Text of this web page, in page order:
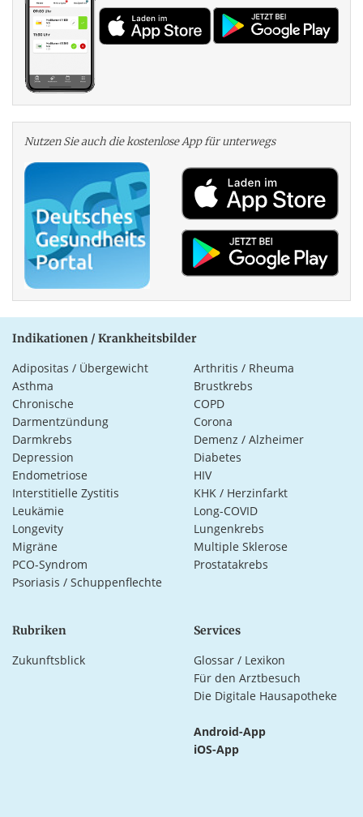
Nutzen Sie auch die kosten­lose App für unterwegs
Indikationen / Krankheitsbilder
Adipositas / Übergewicht
Arthritis / Rheuma
Asthma
Brustkrebs
Chronische
Darmentzündung
COPD
Corona
Darmkrebs
Demenz / Alzheimer
Depression
Diabetes
Endometriose
HIV
Interstitielle Zystitis
KHK / Herzinfarkt
Leukämie
Long-COVID
Longevity
Lungenkrebs
Migräne
Multiple Sklerose
PCO-Syndrom
Prostatakrebs
Psoriasis / Schuppenflechte
Rubriken
Zukunftsblick
Services
Glossar / Lexikon
Für den Arztbesuch
Die Digitale Hausapotheke
Android-App
iOS-App